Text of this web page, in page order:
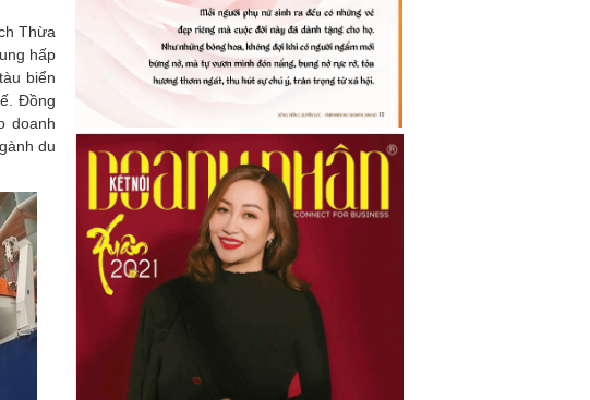
Thừa
hấp
biển
Đồng
doanh
du